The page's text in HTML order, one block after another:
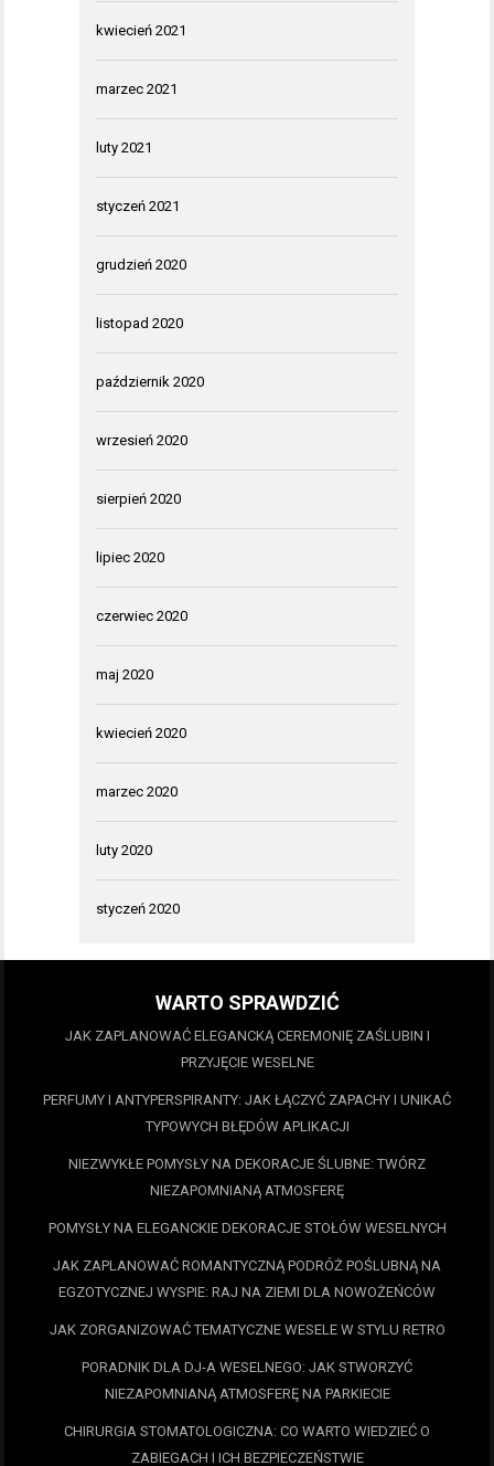
kwiecień 2021
marzec 2021
luty 2021
styczeń 2021
grudzień 2020
listopad 2020
październik 2020
wrzesień 2020
sierpień 2020
lipiec 2020
czerwiec 2020
maj 2020
kwiecień 2020
marzec 2020
luty 2020
styczeń 2020
WARTO SPRAWDZIĆ
JAK ZAPLANOWAĆ ELEGANCKĄ CEREMONIĘ ZAŚLUBIN I
PRZYJĘCIE WESELNE
PERFUMY I ANTYPERSPIRANTY: JAK ŁĄCZYĆ ZAPACHY I UNIKAĆ
TYPOWYCH BŁĘDÓW APLIKACJI
NIEZWYKŁE POMYSŁY NA DEKORACJE ŚLUBNE: TWÓRZ
NIEZAPOMNIANĄ ATMOSFERĘ
POMYSŁY NA ELEGANCKIE DEKORACJE STOŁÓW WESELNYCH
JAK ZAPLANOWAĆ ROMANTYCZNĄ PODRÓŻ POŚLUBNĄ NA
EGZOTYCZNEJ WYSPIE: RAJ NA ZIEMI DLA NOWOŻEŃCÓW
JAK ZORGANIZOWAĆ TEMATYCZNE WESELE W STYLU RETRO
PORADNIK DLA DJ-A WESELNEGO: JAK STWORZYĆ
NIEZAPOMNIANĄ ATMOSFERĘ NA PARKIECIE
CHIRURGIA STOMATOLOGICZNA: CO WARTO WIEDZIEĆ O
ZABIEGACH I ICH BEZPIECZEŃSTWIE